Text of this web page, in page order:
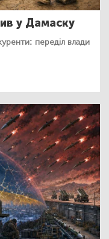
у Дамаску
переділ влади